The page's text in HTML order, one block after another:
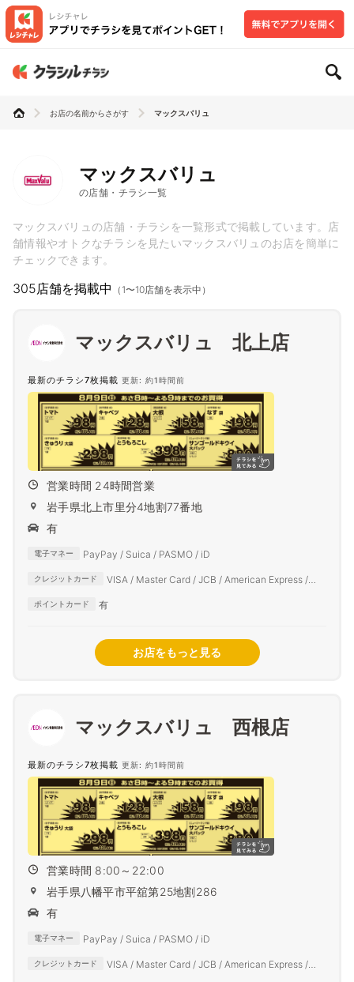
お店の名前からさがす マックスバリュ
マックスバリュ
の店舗・チラシ一覧
マックスバリュの店舗・チラシを一覧形式で掲載しています。店
舗情報やオトクなチラシを見たいマックスバリュのお店を簡単に
チェックできます。
305店舗を掲載中 （1〜10店舗を表示中）
マックスバリュ 北上店
最新のチラシ7枚掲載 更新: 約1時間前
営業時間 24時間営業
岩手県北上市里分4地割77番地
有
電子マネー PayPay / Suica / PASMO / iD
クレジットカード
VISA / Master Card / JCB / American Express /
ポイントカード 有
お店をもっと見る
マックスバリュ 西根店
最新のチラシ7枚掲載 更新: 約1時間前
営業時間 8:00～22:00
岩手県八幡平市平舘第25地割286
有
電子マネー PayPay / Suica / PASMO / iD
クレジットカード
VISA / Master Card / JCB / American Express /